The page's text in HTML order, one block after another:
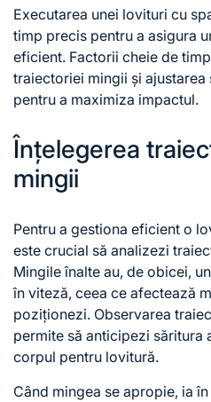
Executarea unei lovituri cu
timp precis pentru a asigura
eficient. Factorii cheie de
traiectoriei mingii și
pentru a maximiza impactul.
Înțelegerea
mingii
Pentru a gestiona eficient o
este crucial să analizezi
Mingile înalte au, de obicei,
în viteză, ceea ce afectează
poziționezi. Observarea
permite să anticipezi săritura
corpul pentru lovitură.
Când mingea se apropie, ia